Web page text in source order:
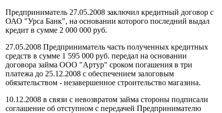
Предприниматель 27.05.2008 заключил кредитный договор с
ОАО "Урса Банк", на основании которого последний выдал
кредит в сумме 2 000 000 руб.
27.05.2008 Предприниматель часть полученных кредитных
средств в сумме 1 595 000 руб. передал на основании
договора займа ООО "Артур" сроком погашения в три
платежа до 25.12.2008 с обеспечением залоговым
обязательством - незавершенное строительство магазина.
10.12.2008 в связи с невозвратом займа стороны подписали
соглашение об отступном с передачей Предпринимателю